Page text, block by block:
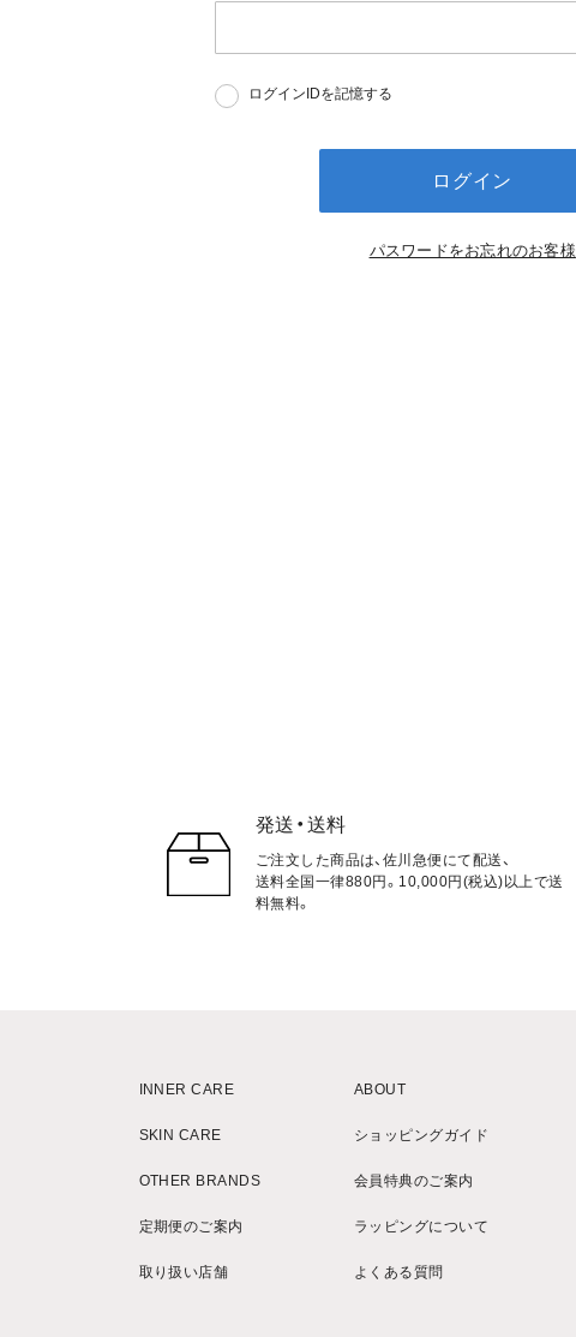
ログインIDを記憶する
ログイン
パスワードをお忘れのお客様
発送・送料
ご注文した商品は、佐川急便にて配送、
送料全国一律880円。10,000円(税込)以上で送
料無料。
INNER CARE
SKIN CARE
OTHER BRANDS
定期便のご案内
取り扱い店舗
ABOUT
ショッピングガイド
会員特典のご案内
ラッピングについて
よくある質問